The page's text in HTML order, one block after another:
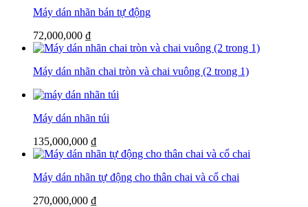
Máy dán nhãn bán tự động
72,000,000 ₫
Máy dán nhãn chai tròn và chai vuông (2 trong 1)
Máy dán nhãn túi
135,000,000 ₫
Máy dán nhãn tự động cho thân chai và cổ chai
270,000,000 ₫